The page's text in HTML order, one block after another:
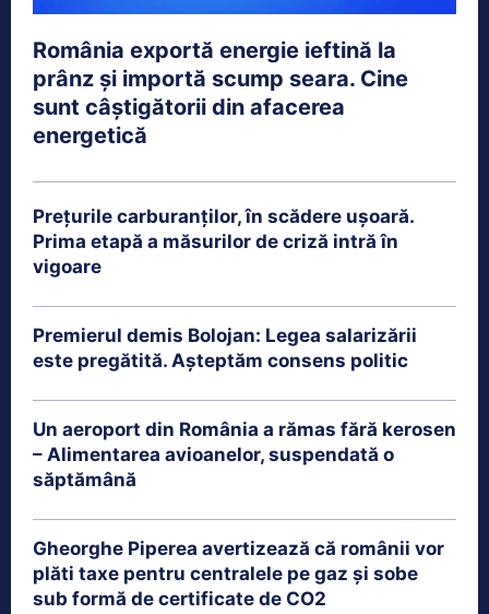
România exportă energie ieftină la
prânz și importă scump seara. Cine
sunt câștigătorii din afacerea
energetică
Prețurile carburanților, în scădere ușoară.
Prima etapă a măsurilor de criză intră în
vigoare
Premierul demis Bolojan: Legea salarizării
este pregătită. Așteptăm consens politic
Un aeroport din România a rămas fără kerosen
– Alimentarea avioanelor, suspendată o
săptămână
Gheorghe Piperea avertizează că românii vor
plăti taxe pentru centralele pe gaz și sobe
sub formă de certificate de CO2